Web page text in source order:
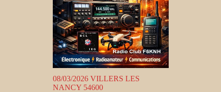
08/03/2026 VILLERS LES
NANCY 54600